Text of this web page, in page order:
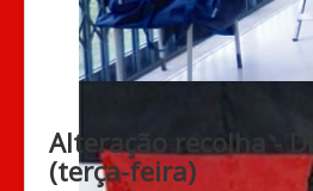
Alteração recolha -
(terça-feira)